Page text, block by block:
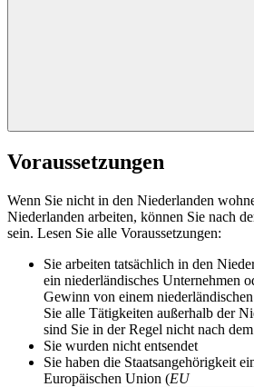
Voraussetzungen
Wenn Sie nicht in den Niederlanden
Niederlanden arbeiten, können Sie nach
sein. Lesen Sie alle Voraussetzungen:
Sie arbeiten tatsächlich in den
ein niederländisches Unternehmen
Gewinn von einem
Sie alle Tätigkeiten außerhalb der
sind Sie in der Regel nicht nach
Sie wurden nicht entsendet
Sie haben die Staatsangehörigkeit
Europäischen Union (EU